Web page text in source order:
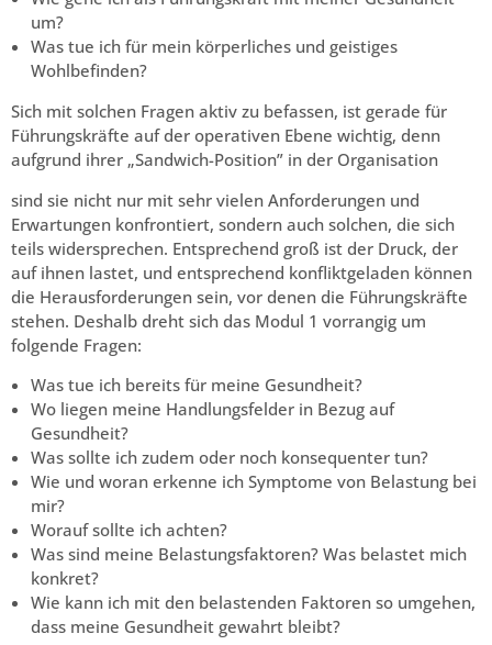
um?
Was tue ich für mein körperliches und geistiges
Wohlbefinden?
Sich mit solchen Fragen aktiv zu befassen, ist gerade für
Führungskräfte auf der operativen Ebene wichtig, denn
aufgrund ihrer „Sandwich-Position” in der Organisation
sind sie nicht nur mit sehr vielen Anforderungen und
Erwartungen konfrontiert, sondern auch solchen, die sich
teils widersprechen. Entsprechend groß ist der Druck, der
auf ihnen lastet, und entsprechend konfliktgeladen können
die Herausforderungen sein, vor denen die Führungskräfte
stehen. Deshalb dreht sich das Modul 1 vorrangig um
folgende Fragen:
Was tue ich bereits für meine Gesundheit?
Wo liegen meine Handlungsfelder in Bezug auf
Gesundheit?
Was sollte ich zudem oder noch konsequenter tun?
Wie und woran erkenne ich Symptome von Belastung bei
mir?
Worauf sollte ich achten?
Was sind meine Belastungsfaktoren? Was belastet mich
konkret?
Wie kann ich mit den belastenden Faktoren so umgehen,
dass meine Gesundheit gewahrt bleibt?